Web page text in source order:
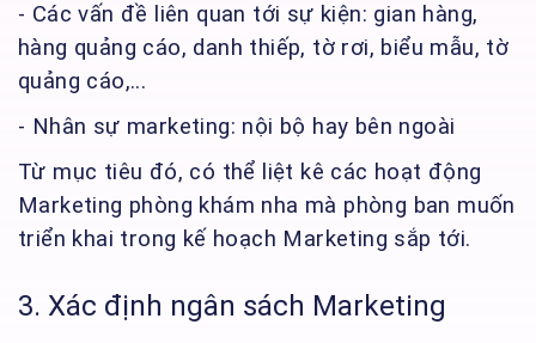
- Các vấn đề liên quan tới sự kiện: gian hàng,
hàng quảng cáo, danh thiếp, tờ rơi, biểu mẫu, tờ
quảng cáo,...
- Nhân sự marketing: nội bộ hay bên ngoài
Từ mục tiêu đó, có thể liệt kê các hoạt động
Marketing phòng khám nha mà phòng ban muốn
triển khai trong kế hoạch Marketing sắp tới.
3. Xác định ngân sách Marketing